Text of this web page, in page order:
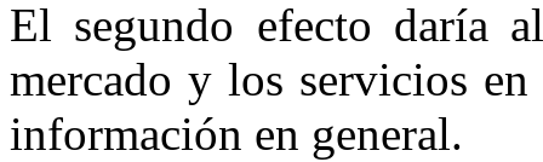
El segundo efecto daría
mercado y los servicios
información en general.